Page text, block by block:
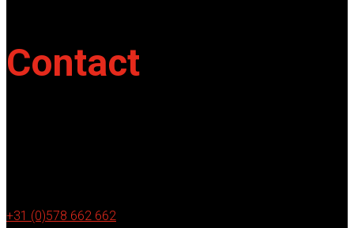
Contact
+31 (0)578 662 662